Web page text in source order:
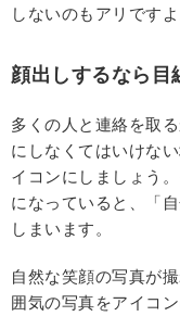
しないのもアリですよ
顔出しするなら目
多くの人と連絡を取
にしなくてはいけな
イコンにしましょう
になっていると、「
しまいます。
自然な笑顔の写真が
囲気の写真をアイコン